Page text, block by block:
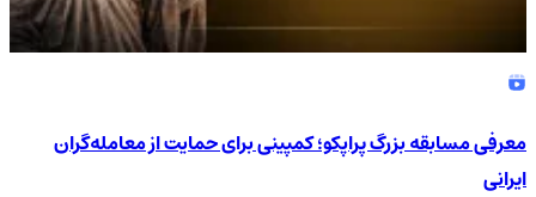
معرفی مسابقه بزرگ پراپکو؛ کمپینی برای حمایت از معامله‌گران
ایرانی